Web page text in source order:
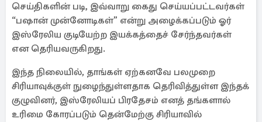
செய்திகளின் படி, இவ்வாறு கைது செய்யப்பட்டவர்கள்
“பஷான் முன்னோடிகள்” என்று அழைக்கப்படும் ஓர்
இஸ்ரேலிய குடியேற்ற இயக்கத்தைச் சேர்ந்தவர்கள்
என தெரியவருகிறது.
இந்த நிலையில், தாங்கள் ஏற்கனவே பலமுறை
சிரியாவுக்குள் நுழைந்துள்ளதாக தெரிவித்துள்ள இந்தக்
குழுவினர், இஸ்ரேலியப் பிரதேசம் எனத் தங்களால்
உரிமை கோரப்படும் தென்மேற்கு சிரியாவில்